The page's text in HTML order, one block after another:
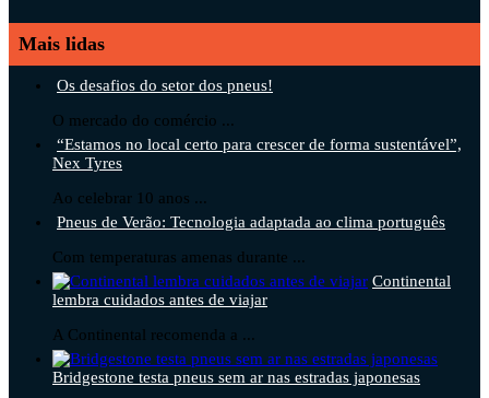
Mais lidas
Os desafios do setor dos pneus!
O mercado do comércio ...
“Estamos no local certo para crescer de forma sustentável”,
Nex Tyres
Ao celebrar 10 anos ...
Pneus de Verão: Tecnologia adaptada ao clima português
Com temperaturas amenas durante ...
Continental
lembra cuidados antes de viajar
A Continental recomenda a ...
Bridgestone testa pneus sem ar nas estradas japonesas